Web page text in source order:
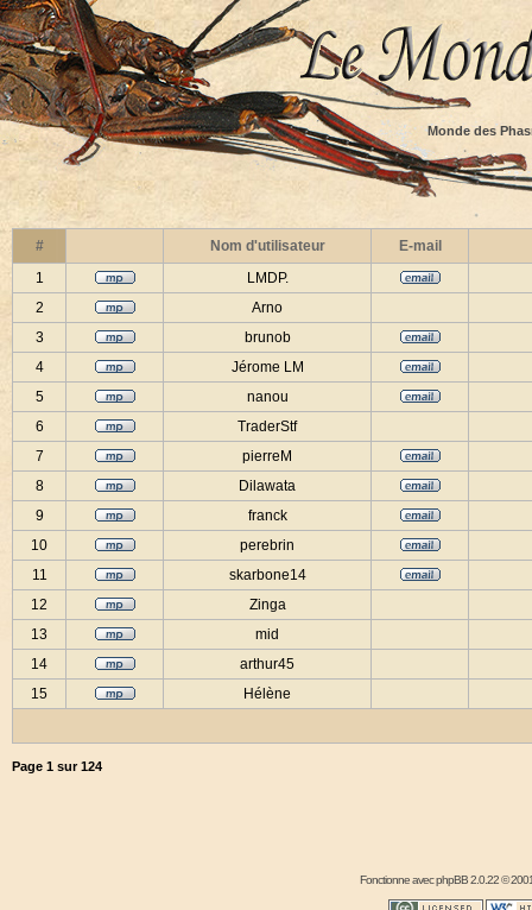
Monde des
# Nom d'utilisateur
E-mail
1
LMDP.
2
Arno
3
brunob
4
Jérome LM
5
nanou
6
TraderStf
7
pierreM
8
Dilawata
9
franck
10
perebrin
11
skarbone14
12
Zinga
13
mid
14
arthur45
15
Hélène
Page 1 sur124
Fonctionne avecphpBB2.0.22 ©